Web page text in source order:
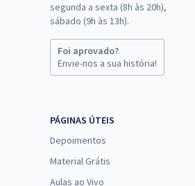
segunda a sexta (8h às 20h),
sábado (9h às 13h).
Foi aprovado?
Envie-nos a sua história!
PÁGINAS ÚTEIS
Depoimentos
Material Grátis
Aulas ao Vivo